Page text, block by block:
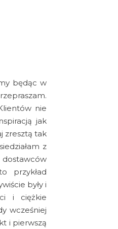
będąc w
nie
jak
zresztą tak
z
przykład
były i
i ciężkie
wcześniej
i pierwszą